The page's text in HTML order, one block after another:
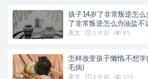
孩子14岁了非常叛逆怎
了非常叛逆怎么办油盐不
美文 3 年前 85
怎样改变孩子懒惰,不想
毛病)
美文 3 年前 159